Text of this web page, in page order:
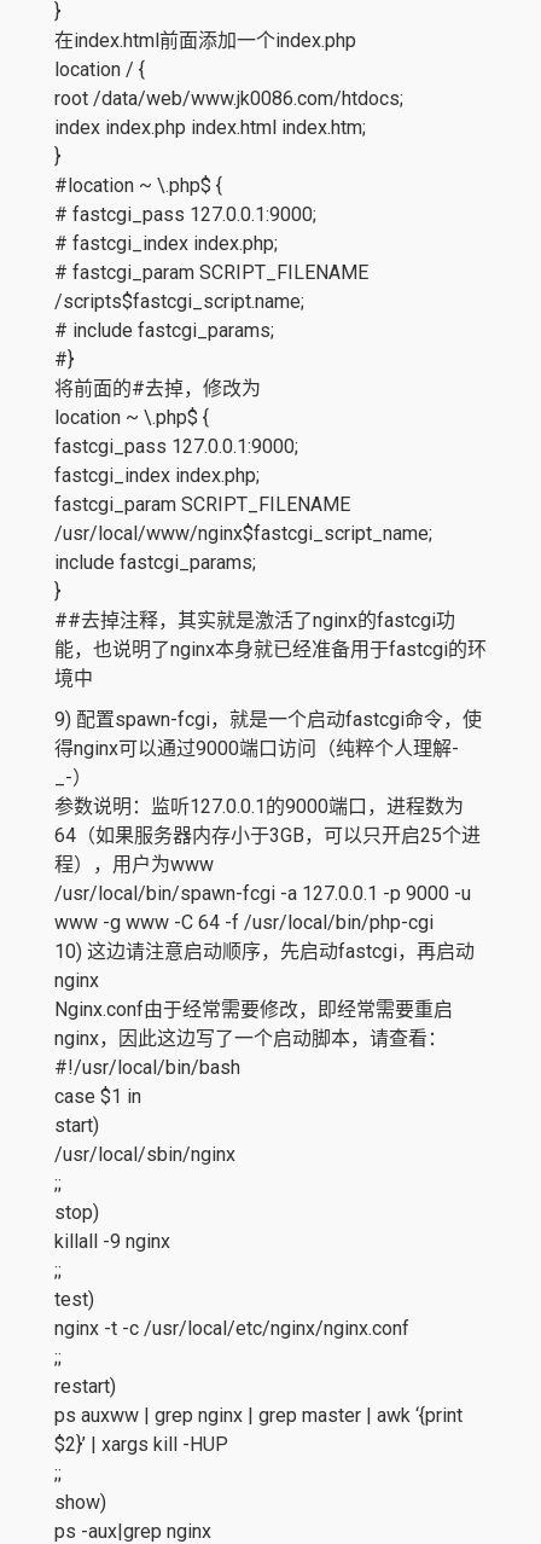
}
在index.html前面添加一个index.php
location / {
root /data/web/www.jk0086.com/htdocs;
index index.php index.html index.htm;
}
#location ~ \.php$ {
# fastcgi_pass 127.0.0.1:9000;
# fastcgi_index index.php;
# fastcgi_param SCRIPT_FILENAME
/scripts$fastcgi_script.name;
# include fastcgi_params;
#}
将前面的#去掉，修改为
location ~ \.php$ {
fastcgi_pass 127.0.0.1:9000;
fastcgi_index index.php;
fastcgi_param SCRIPT_FILENAME
/usr/local/www/nginx$fastcgi_script_name;
include fastcgi_params;
}
##去掉注释，其实就是激活了nginx的fastcgi功
能，也说明了nginx本身就已经准备用于fastcgi的环
境中
9) 配置spawn-fcgi，就是一个启动fastcgi命令，使
得nginx可以通过9000端口访问（纯粹个人理解-
_-）
参数说明：监听127.0.0.1的9000端口，进程数为
64（如果服务器内存小于3GB，可以只开启25个进
程），用户为www
/usr/local/bin/spawn-fcgi -a 127.0.0.1 -p 9000 -u
www -g www -C 64 -f /usr/local/bin/php-cgi
10) 这边请注意启动顺序，先启动fastcgi，再启动
nginx
Nginx.conf由于经常需要修改，即经常需要重启
nginx，因此这边写了一个启动脚本，请查看：
#!/usr/local/bin/bash
case $1 in
start)
/usr/local/sbin/nginx
;;
stop)
killall -9 nginx
;;
test)
nginx -t -c /usr/local/etc/nginx/nginx.conf
;;
restart)
ps auxww | grep nginx | grep master | awk ‘{print
$2}’ | xargs kill -HUP
;;
show)
ps -aux|grep nginx